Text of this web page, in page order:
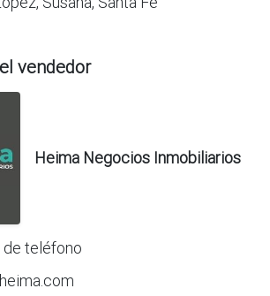
vendedor
Heima Negocios Inmobiliarios
de teléfono